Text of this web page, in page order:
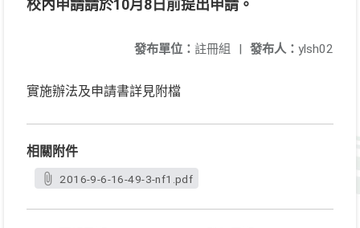
校內申請請於10月8日前提出申請。
發布人： ylsh02
發布單位： 註冊組 |
實施辦法及申請書詳見附檔
相關附件
2016-9-6-16-49-3-nf1.pdf